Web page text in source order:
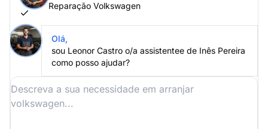
Reparação Volkswagen
Olá,
sou Leonor Castro o/a assistentee de Inês Pereira
como posso ajudar?